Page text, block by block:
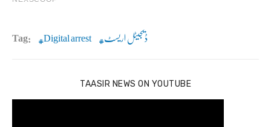
Tag: Digital arrest ڈیجیٹل اریسٹ
TAASIR NEWS ON YOUTUBE